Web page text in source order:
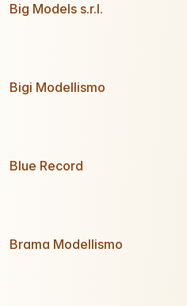
Big Models s.r.l.
Bigi Modellismo
Blue Record
Brama Modellismo